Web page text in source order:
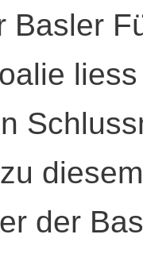
Basler
der